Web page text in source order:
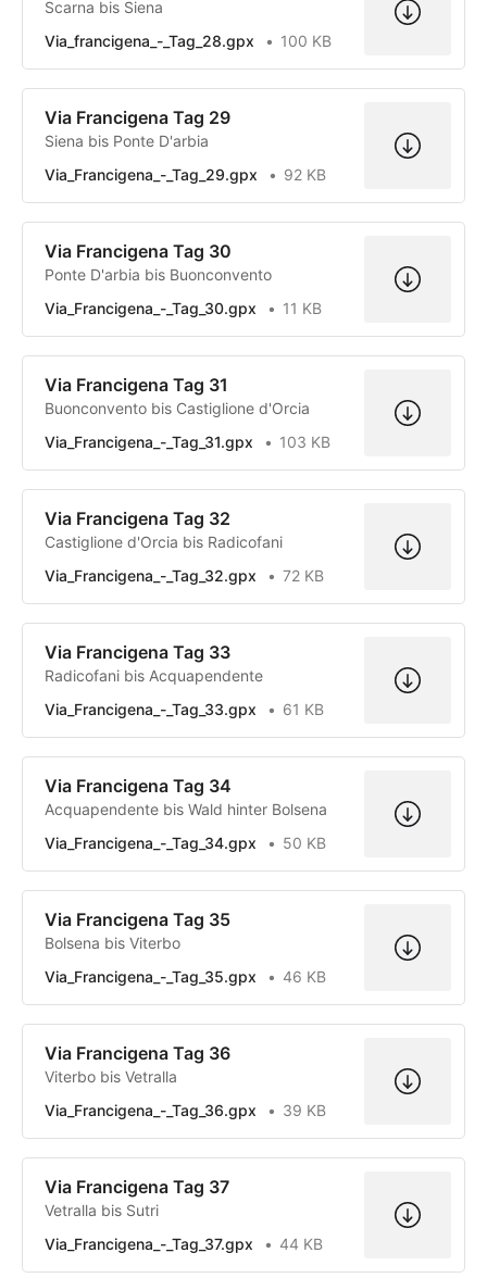
Scarna bis Siena
Via_francigena_-_Tag_28.gpx
100 KB
Via Francigena Tag 29
Siena bis Ponte D'arbia
Via_Francigena_-_Tag_29.gpx
92 KB
Via Francigena Tag 30
Ponte D'arbia bis Buonconvento
Via_Francigena_-_Tag_30.gpx
11 KB
Via Francigena Tag 31
Buonconvento bis Castiglione d'Orcia
Via_Francigena_-_Tag_31.gpx
103 KB
Via Francigena Tag 32
Castiglione d'Orcia bis Radicofani
Via_Francigena_-_Tag_32.gpx
72 KB
Via Francigena Tag 33
Radicofani bis Acquapendente
Via_Francigena_-_Tag_33.gpx
61 KB
Via Francigena Tag 34
Acquapendente bis Wald hinter Bolsena
Via_Francigena_-_Tag_34.gpx
50 KB
Via Francigena Tag 35
Bolsena bis Viterbo
Via_Francigena_-_Tag_35.gpx
46 KB
Via Francigena Tag 36
Viterbo bis Vetralla
Via_Francigena_-_Tag_36.gpx
39 KB
Via Francigena Tag 37
Vetralla bis Sutri
Via_Francigena_-_Tag_37.gpx
44 KB